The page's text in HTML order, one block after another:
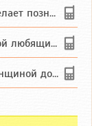
без вредных ...
чувашском языке
национальности дл...